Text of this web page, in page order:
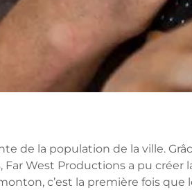
de la population de la ville.
West Productions a pu créer
c’est la première fois que